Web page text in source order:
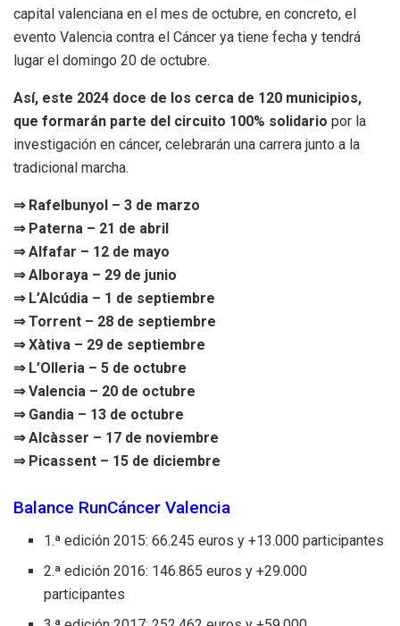
capital valenciana en el mes de octubre, en concreto, el
evento Valencia contra el Cáncer ya tiene fecha y tendrá
lugar el domingo 20 de octubre.
Así, este 2024 doce de los cerca de 120 municipios,
que formarán parte del circuito 100% solidario por la
investigación en cáncer, celebrarán una carrera junto a la
tradicional marcha.
⇒ Rafelbunyol – 3 de marzo
⇒ Paterna – 21 de abril
⇒ Alfafar – 12 de mayo
⇒ Alboraya – 29 de junio
⇒ L’Alcúdia – 1 de septiembre
⇒ Torrent – 28 de septiembre
⇒ Xàtiva – 29 de septiembre
⇒ L’Olleria – 5 de octubre
⇒ Valencia – 20 de octubre
⇒ Gandia – 13 de octubre
⇒ Alcàsser – 17 de noviembre
⇒ Picassent – 15 de diciembre
Balance RunCáncer Valencia
1.ª edición 2015: 66.245 euros y +13.000 participantes
2.ª edición 2016: 146.865 euros y +29.000
participantes